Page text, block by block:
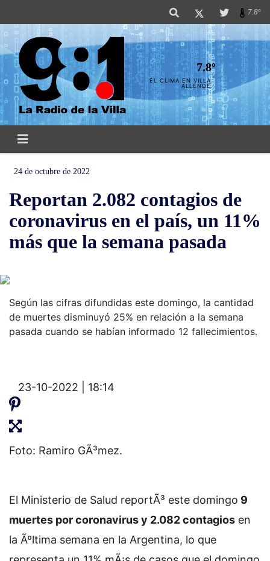
7.8º
7.8º
EL CLIMA EN VILLA
ALLENDE
24 de octubre de 2022
Reportan 2.082 contagios de
coronavirus en el país, un 11%
más que la semana pasada
Según las cifras difundidas este domingo, la cantidad
de muertes disminuyó 25% en relación a la semana
pasada cuando se habían informado 12 fallecimientos.
23-10-2022 | 18:14
Foto: Ramiro GÃ³mez.
El Ministerio de Salud reportÃ³ este domingo 9
muertes por coronavirus y 2.082 contagios en
la Ãºltima semana en la Argentina, lo que